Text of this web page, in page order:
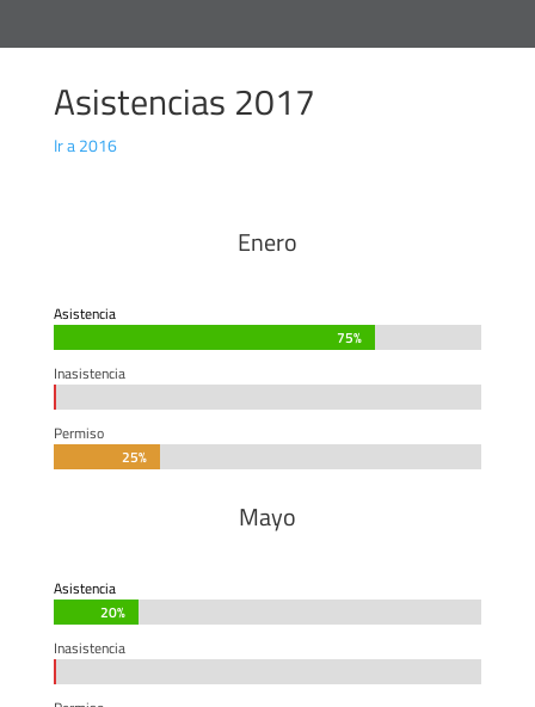
Asistencias 2017
Ir a 2016
Enero
Asistencia
75%
75%
Inasistencia
Permiso
25%
25%
Mayo
Asistencia
20%
20%
Inasistencia